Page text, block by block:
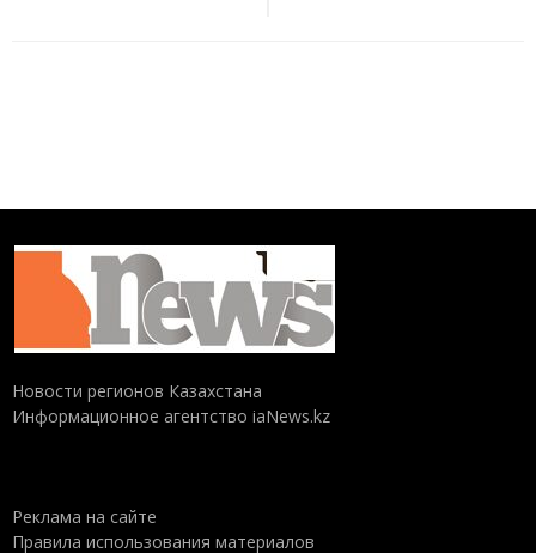
Новости регионов Казахстана
Информационное агентство iaNews.kz
Реклама на сайте
Правила использования материалов